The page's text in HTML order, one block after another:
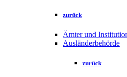
zurück
Ämter und
Ausländerbehörde
zurück